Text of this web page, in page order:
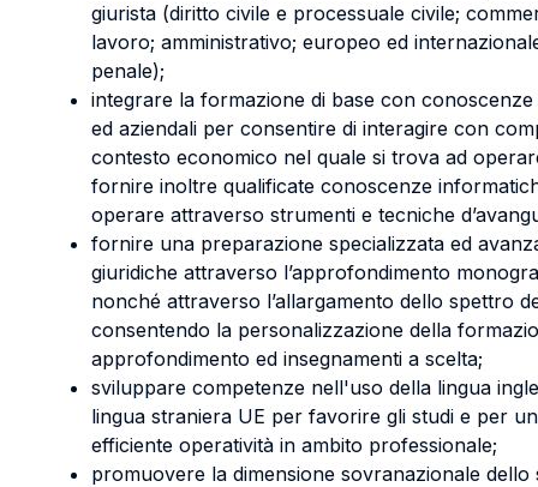
giurista (diritto civile e processuale civile;
lavoro; amministrativo; europeo ed
penale);
integrare la formazione di base con
ed aziendali per consentire di interagire con
contesto economico nel quale si trova ad
fornire inoltre qualificate conoscenze
operare attraverso strumenti e tecniche
fornire una preparazione specializzata ed
giuridiche attraverso l’approfondimento
nonché attraverso l’allargamento dello spettro
consentendo la personalizzazione della
approfondimento ed insegnamenti a scelta;
sviluppare competenze nell'uso della lingua
lingua straniera UE per favorire gli studi e per
efficiente operatività in ambito professionale;
promuovere la dimensione sovranazionale dello